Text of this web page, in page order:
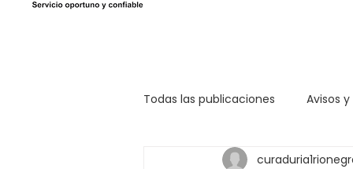
Todas las publicaciones Avisos